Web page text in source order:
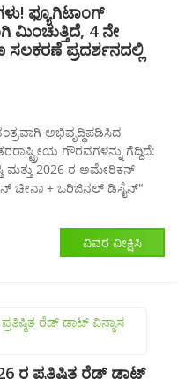
ಫ್ಯೂಗಿಟಾಂಗ್
ಮಿಂಚುತ್ತಿದೆ, 4 ನೇ
ಸಲಕರಣೆ ಪ್ರದರ್ಶನದಲ್ಲಿ
ಅಭಿವೃದ್ಧಿಪಡಿಸಿದ
ಗೌರವಗಳನ್ನು ಗೆದ್ದಿದೆ:
ಮತ್ತು 2026 ರ ಅಮೇರಿಕನ್
ಚೀನಾ + ಒರಿಜಿನಲ್ ಡಿಸೈನ್"
ವಿವರ ವೀಕ್ಷಿಸಿ
ರ ಪ್ರತಿಷ್ಠಿತ ರೆಡ್ ಡಾಟ್